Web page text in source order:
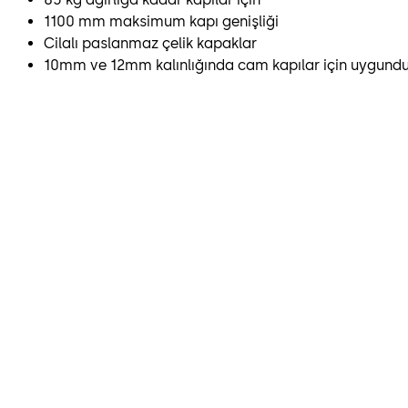
1100 mm maksimum kapı genişliği
Cilalı paslanmaz çelik kapaklar
10mm ve 12mm kalınlığında cam kapılar için